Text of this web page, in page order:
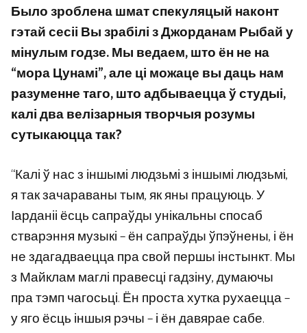
Было зроблена шмат спекуляцый наконт
гэтай сесііВы зрабілі з Джорданам Рыбай у
мінулым годзе. Мы ведаем, што ён не на
“мора Цунамі”, але ці можаце вы даць нам
разуменне таго, што адбываецца ў студыі,
калі два велізарныя творчыя розумы
сутыкаюцца так?
“Калі ў нас з іншымі людзьмі з іншымі людзьмі,
я так зачараваны тым, як яны працуюць. У
Іарданіі ёсць сапраўды унікальны спосаб
стварэння музыкі – ён сапраўды ўпэўнены, і ён
не здагадваецца пра свой першы інстынкт. Мы
з Майклам маглі правесці гадзіну, думаючы
пра тэмп чагосьці. Ён проста хутка рухаецца –
у яго ёсць іншыя рэчы – і ён давярае сабе.